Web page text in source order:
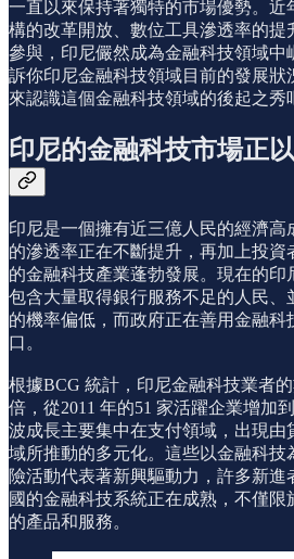
一直以來保持著獨特的市場優勢。近
構的改革開放、數位工具滲透率的提
參與，印尼儼然成為金融科技領域中
訴你印尼金融科技領域目前的發展狀
來認識這個金融科技領域的後起之秀
印尼的金融科技市場正
印尼是一個擁有近三億人民的經濟
的滲透率正在不斷提升，再加上投資
的金融科技產業蓬勃發展。現在的印
包含大量取得銀行服務不足的人民、
的機率偏低，而政府正在善用金融科
口。
根據BCG 統計，印尼金融科技業者
倍，從2011 年的51 家活躍企業增加
波成長主要集中在支付領域，出現由
域所推動的多元化。這些以金融科技
險活動代表著新興驅動力，許多新
國的金融科技系統正在成熟，不僅
的產品和服務。